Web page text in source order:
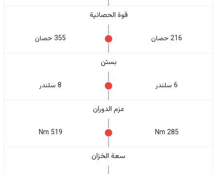
قوة الحصانية
216 حصان 355 حصان
بستن
6 سلندر 8 سلندر
عزم الدوران
285 Nm
519 Nm
سعة الخزان